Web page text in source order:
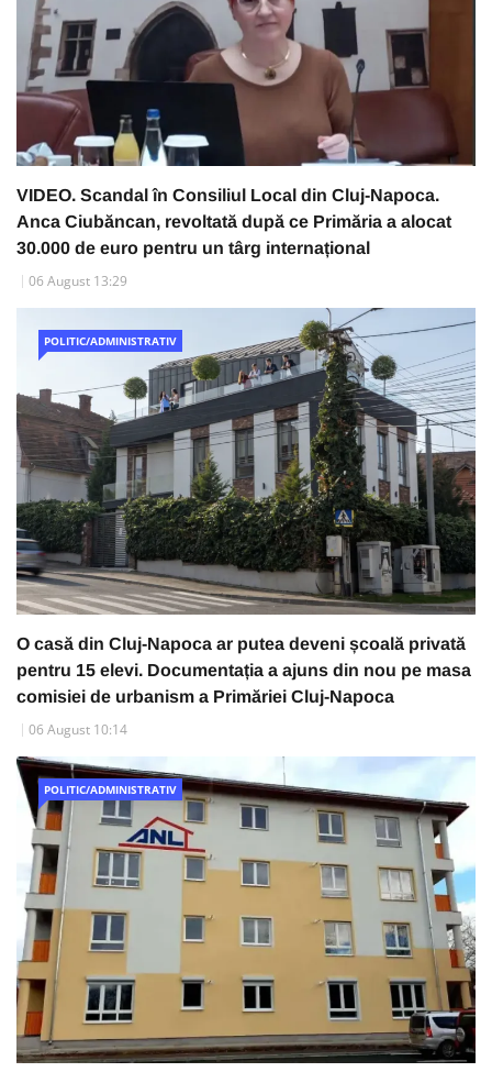
VIDEO. Scandal în Consiliul Local din Cluj-Napoca.
Anca Ciubăncan, revoltată după ce Primăria a alocat
30.000 de euro pentru un târg internațional
06 August 13:29
POLITIC/ADMINISTRATIV
O casă din Cluj-Napoca ar putea deveni școală privată
pentru 15 elevi. Documentația a ajuns din nou pe masa
comisiei de urbanism a Primăriei Cluj-Napoca
06 August 10:14
POLITIC/ADMINISTRATIV